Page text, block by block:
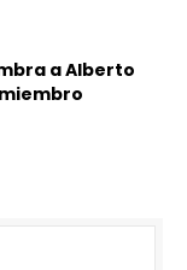
a Alberto